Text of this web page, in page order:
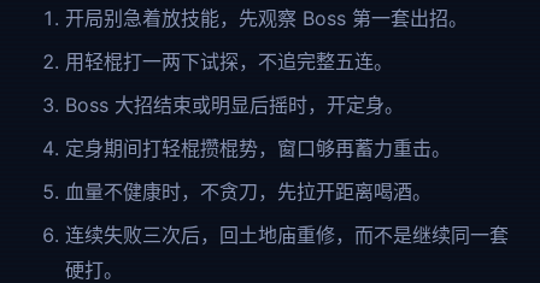
开局别急着放技能，先观察 Boss 第一套出招。
用轻棍打一两下试探，不追完整五连。
Boss 大招结束或明显后摇时，开定身。
定身期间打轻棍攒棍势，窗口够再蓄力重击。
血量不健康时，不贪刀，先拉开距离喝酒。
连续失败三次后，回土地庙重修，而不是继续同一套
硬打。